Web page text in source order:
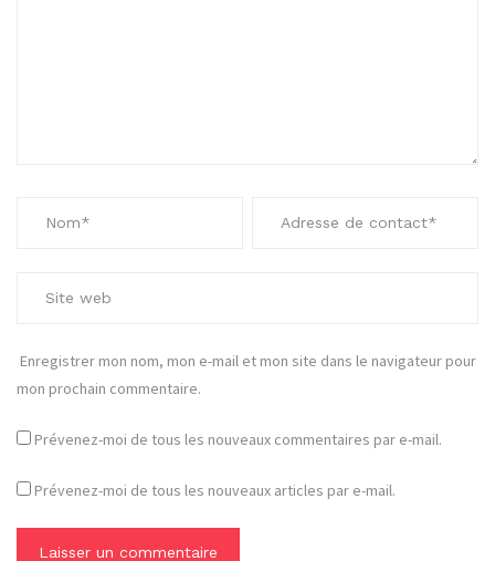
Enregistrer mon nom, mon e-mail et mon site dans le navigateur pour
mon prochain commentaire.
Prévenez-moi de tous les nouveaux commentaires par e-mail.
Prévenez-moi de tous les nouveaux articles par e-mail.